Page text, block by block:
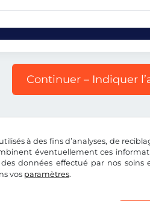
à des fins d’analyses, de
éventuellement ces
données effectué par nos soins
vos paramètres.
Continuer – Indiquer